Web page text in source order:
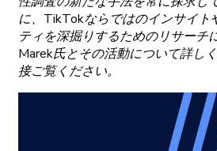
に、 TikTokならではのインサイト
ティを深掘りするためのリサーチ
Marek氏とその活動について詳しく
接ご覧ください。